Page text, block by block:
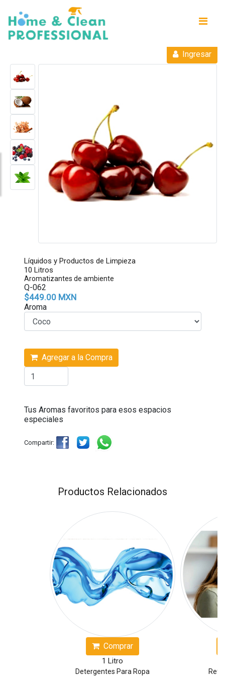
Ingresar
Líquidos y Productos de Limpieza
10 Litros
Aromatizantes de ambiente
Q-062
$449.00 MXN
Aroma
Agregar a la Compra
Tus Aromas favoritos para esos espacios
especiales
Compartir:
Productos Relacionados
Comprar
1 Litro
Detergentes Para Ropa